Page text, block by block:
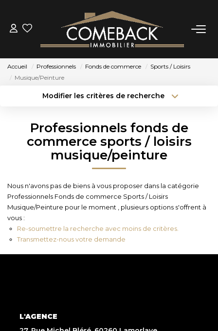
ACHETER
NOTRE AGENCE
BIENS VENDUS
CONTACT
Accueil Professionnels Fonds de commerce
Sports / Loisirs
Musique/Peinture
Modifier les critères de recherche
Type de bien
Surface min
Budget max Plus de critères
Créer une alerte
Professionnels fonds de
commerce sports / loisirs
musique/peinture
Nous n'avons pas de biens à vous proposer dans la catégorie
Professionnels Fonds de commerce Sports / Loisirs
Musique/Peinture pour le moment , plusieurs options s'offrent à
vous :
Re-soumettre la recherche avec moins de critères.
Transmettez-nous votre demande
L'AGENCE